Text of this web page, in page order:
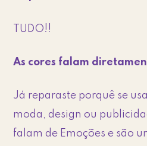
TUDO!!
As cores falam
Já reparaste porquê se
moda, design ou
falam de Emoções e são